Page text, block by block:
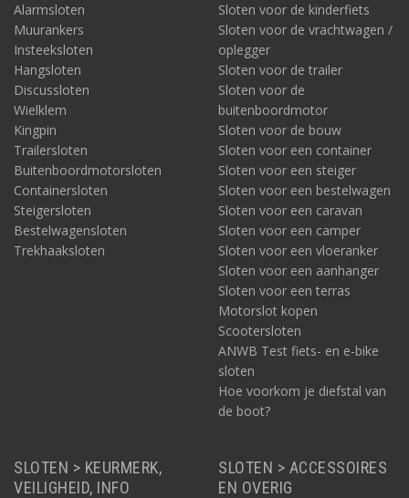
Alarmsloten
Muurankers
Insteeksloten
Hangsloten
Discussloten
Wielklem
Kingpin
Trailersloten
Buitenboordmotorsloten
Containersloten
Steigersloten
Bestelwagensloten
Trekhaaksloten
Sloten voor de kinderfiets
Sloten voor de vrachtwagen /
oplegger
Sloten voor de trailer
Sloten voor de
buitenboordmotor
Sloten voor de bouw
Sloten voor een container
Sloten voor een steiger
Sloten voor een bestelwagen
Sloten voor een caravan
Sloten voor een camper
Sloten voor een vloeranker
Sloten voor een aanhanger
Sloten voor een terras
Motorslot kopen
Scootersloten
ANWB Test fiets- en e-bike
sloten
Hoe voorkom je diefstal van
de boot?
SLOTEN > KEURMERK,
VEILIGHEID, INFO
SLOTEN > ACCESSOIRES
EN OVERIG